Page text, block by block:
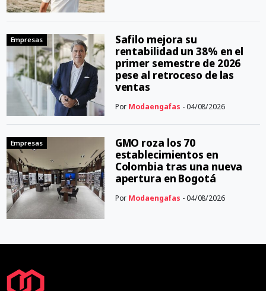
Empresas
Safilo mejora su
rentabilidad un 38% en el
primer semestre de 2026
pese al retroceso de las
ventas
Por Modaengafas - 04/08/2026
Empresas
GMO roza los 70
establecimientos en
Colombia tras una nueva
apertura en Bogotá
Por Modaengafas - 04/08/2026